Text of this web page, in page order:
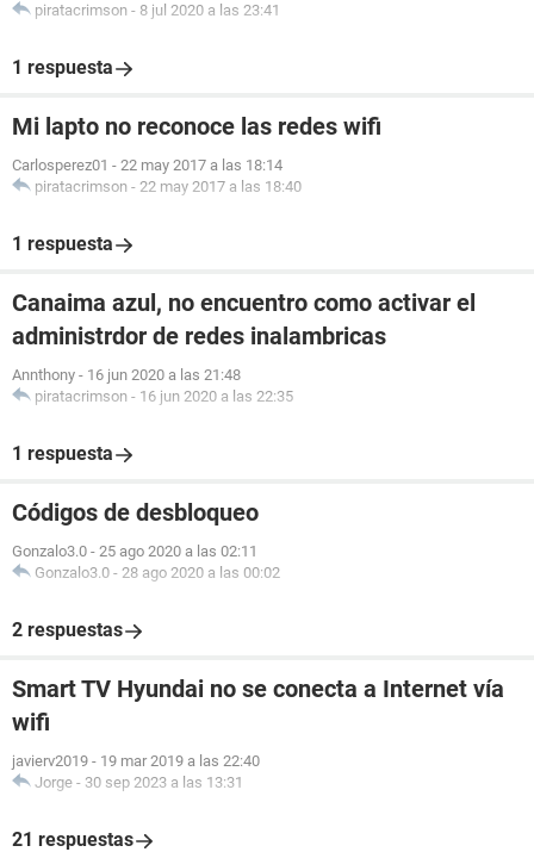
piratacrimson - 8 jul 2020 a las 23:41
1 respuesta
Mi lapto no reconoce las redes wifi
Carlosperez01 - 22 may 2017 a las 18:14
piratacrimson - 22 may 2017 a las 18:40
1 respuesta
Canaima azul, no encuentro como activar el
administrdor de redes inalambricas
Annthony - 16 jun 2020 a las 21:48
piratacrimson - 16 jun 2020 a las 22:35
1 respuesta
Códigos de desbloqueo
Gonzalo3.0 - 25 ago 2020 a las 02:11
Gonzalo3.0 - 28 ago 2020 a las 00:02
2 respuestas
Smart TV Hyundai no se conecta a Internet vía
wifi
javierv2019 - 19 mar 2019 a las 22:40
Jorge - 30 sep 2023 a las 13:31
21 respuestas